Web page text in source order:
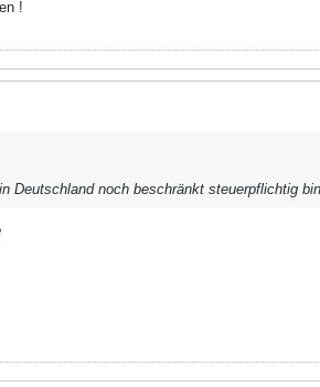
!
Deutschland noch beschränkt steuerpflichtig